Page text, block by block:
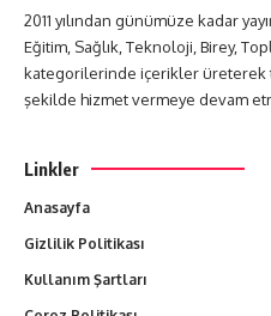
2011 yılından günümüze kadar
Eğitim, Sağlık, Teknoloji, Birey,
kategorilerinde içerikler
şekilde hizmet vermeye devam
Linkler
Anasayfa
Gizlilik Politikası
Kullanım Şartları